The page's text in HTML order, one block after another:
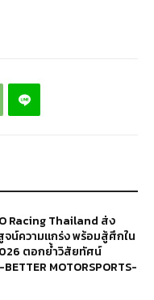
Racing Thailand ส่ง
จน์ความแกร่ง พร้อมสู้ศึกใน
ตอกย้ำวิสัยทัศน์
MOTORSPORTS-